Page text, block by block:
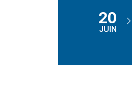
20
JUIN